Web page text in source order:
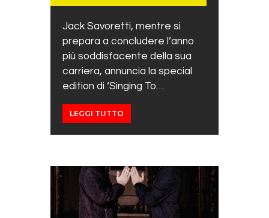
Jack Savoretti, mentre si
prepara a concludere l’anno
più soddisfacente della sua
carriera, annuncia la special
edition di ‘Singing To…
LEGGI TUTTO